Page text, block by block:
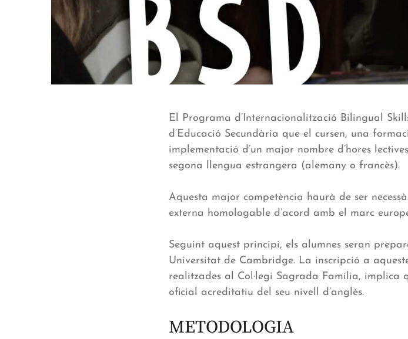
El Programa d’Internacionalització Bilingual
d’Educació Secundària que el cursen, una
implementació d’un major nombre d’hores
segona llengua estrangera (alemany o francès).
Aquesta major competència haurà de ser
externa homologable d’acord amb el marc
Seguint aquest principi, els alumnes seran
Universitat de Cambridge. La inscripció a
realitzades al Col·legi Sagrada Família, implica
oficial acreditatiu del seu nivell d’anglès.
METODOLOGIA